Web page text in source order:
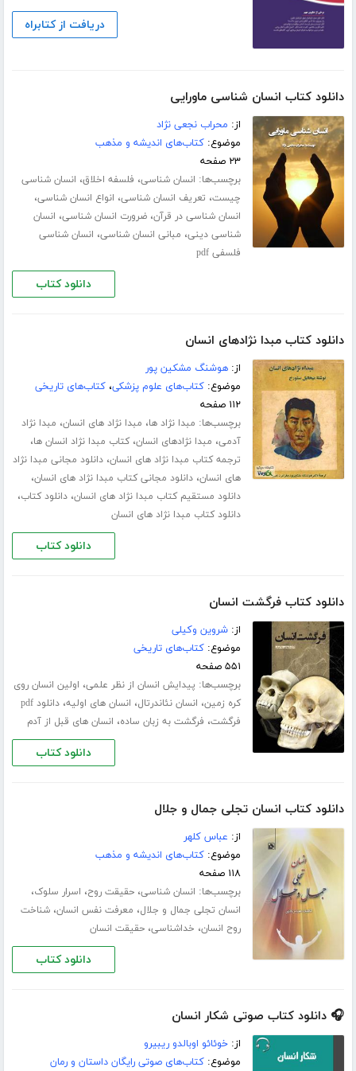
دریافت از کتابراه
دانلود کتاب انسان شناسی ماورایی
از: محراب نجعی نژاد
موضوع:کتاب‌های اندیشه و مذهب
۲۳ صفحه
برچسب‌ها: انسان شناسی، فلسفه اخلاق، انسان شناسی
چیست، تعریف انسان شناسی، انواع انسان شناسی،
انسان شناسی در قرآن،ضرورت انسان شناسی، انسان
شناسی دینی، مبانی انسان شناسی، انسان شناسی
فلسفی pdf
دانلود کتاب
دانلود کتاب مبدا نژادهای انسان
از:هوشنگ مشکین پور
موضوع:کتاب‌های علوم پزشکی،کتاب‌های تاریخی
۱۱۲ صفحه
برچسب‌ها: مبدا نژاد ها، مبدا نژاد های انسان، مبدا نژاد
آدمی، مبدا نژادهای انسان،کتاب مبدا نژاد انسان ها،
ترجمه کتاب مبدا نژاد های انسان،دانلود مجانی مبدا نژاد
های انسان،دانلود مجانی کتاب مبدا نژاد های انسان،
دانلود مستقیم کتاب مبدا نژاد های انسان،دانلود کتاب،
دانلود کتاب مبدا نژاد های انسان
دانلود کتاب
دانلود کتاب فرگشت انسان
از:شروین وکیلی
موضوع:کتاب‌های تاریخی
۵۵۱ صفحه
برچسب‌ها: پیدایش انسان از نظر علمی، اولین انسان روی
کره زمین، انسان نئاندرتال، انسان های اولیه،
دانلود pdf
فرگشت، فرگشت به زبان ساده، انسان های قبل از آدم
دانلود کتاب
دانلود کتاب انسان تجلی جمال و جلال
از: عباس کلهر
موضوع:کتاب‌های اندیشه و مذهب
۱۱۸ صفحه
برچسب‌ها: انسان شناسی،حقیقت روح، اسرار سلوک،
انسان تجلی جمال و جلال، معرفت نفس انسان،شناخت
روح انسان، خداشناسی،حقیقت انسان
دانلود کتاب
🎧 دانلود کتاب صوتی شکار انسان
از:خوئائو اوبالدو ریبیرو
موضوع:کتاب‌های صوتی رایگان داستان و رمان